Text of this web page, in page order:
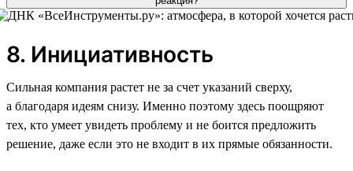
8. Инициативность
Сильная компания растет не за счет указаний сверху,
а благодаря идеям снизу. Именно поэтому здесь поощряют
тех, кто умеет увидеть проблему и не боится предложить
решение, даже если это не входит в их прямые обязанности.